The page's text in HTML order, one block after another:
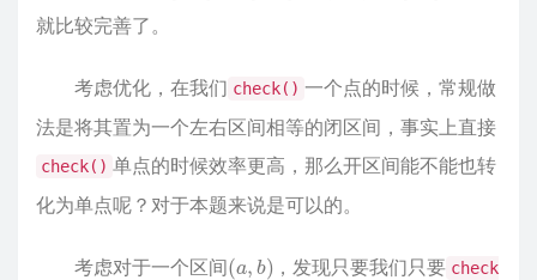
就比较完善了。
考虑优化，在我们 check() 一个点的时候，常规做
法是将其置为一个左右区间相等的闭区间，事实上直接
check() 单点的时候效率更高，那么开区间能不能也转
化为单点呢？对于本题来说是可以的。
考虑对于一个区间 (a b) ，发现只要我们只要 check